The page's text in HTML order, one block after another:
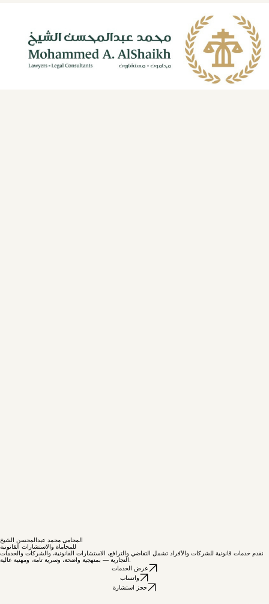
نقدم خدمات قانونية للشركات والأفراد تشمل التقاضي والترافع، الاستشارات القانونية، والشركات والخدمات